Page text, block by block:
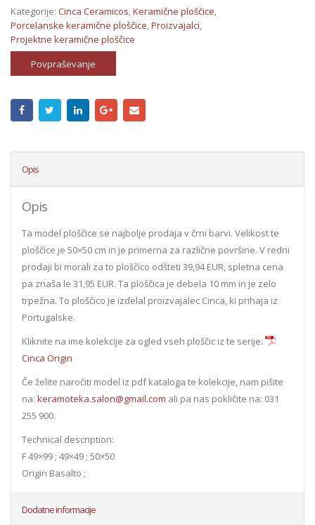
Kategorije: Cinca Ceramicos,Keramične ploščice,
Porcelanske keramične ploščice,Proizvajalci,
Projektne keramične ploščice
Povpraševanje
Opis
Opis
Ta model ploščice se najbolje prodaja v črni barvi. Velikost te
ploščice je 50×50 cm in je primerna za različne površine. V redni
prodaji bi morali za to ploščico odšteti 39,94 EUR, spletna cena
pa znaša le 31,95 EUR. Ta ploščica je debela 10 mm in je zelo
trpežna. To ploščico je izdelal proizvajalec Cinca, ki prihaja iz
Portugalske.
Kliknite na ime kolekcije za ogled vseh ploščic iz te serije:
Cinca Origin
Če želite naročiti model iz pdf kataloga te kolekcije, nam pišite
na: keramoteka.salon@gmail.com ali pa nas pokličite na: 031
255 900.
Technical description:
F 49×99 ; 49×49 ; 50×50
Origin Basalto ;
Dodatne informacije